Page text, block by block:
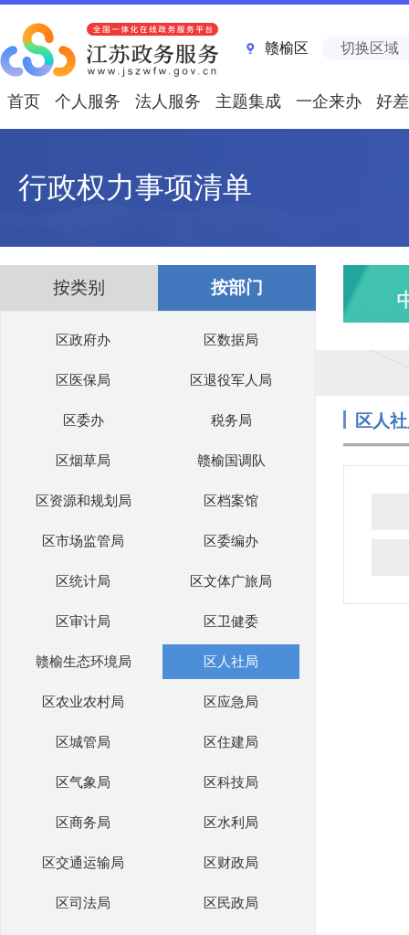
赣榆区 切换区域
首页 个人服务 法人服务 主题集成 一企来办 好
行政权力事项清单
按类别 按部门
区政府办 区数据局
区医保局 区退役军人局
区委办 税务局
区烟草局 赣榆国调队
区资源和规划局 区档案馆
区市场监管局 区委编办
区统计局 区文体广旅局
区审计局 区卫健委
赣榆生态环境局 区人社局
区农业农村局 区应急局
区城管局 区住建局
区气象局 区科技局
区商务局 区水利局
区交通运输局 区财政局
区司法局 区民政局
区人